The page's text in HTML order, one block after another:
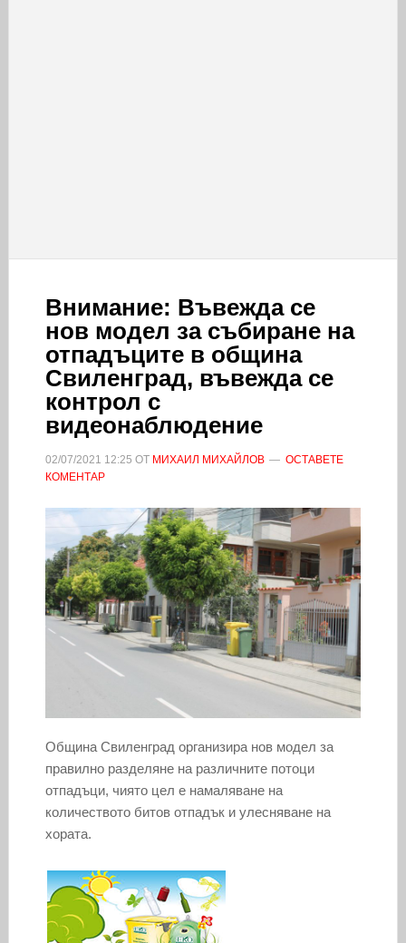
Внимание: Въвежда се
нов модел за събиране на
отпадъците в община
Свиленград, въвежда се
контрол с
видеонаблюдение
02/07/2021 12:25 ОТ МИХАИЛ МИХАЙЛОВ
ОСТАВЕТЕ
КОМЕНТАР
Община Свиленград организира нов модел за
правилно разделяне на различните потоци
отпадъци, чиято цел е намаляване на
количеството битов отпадък и улесняване на
хората.